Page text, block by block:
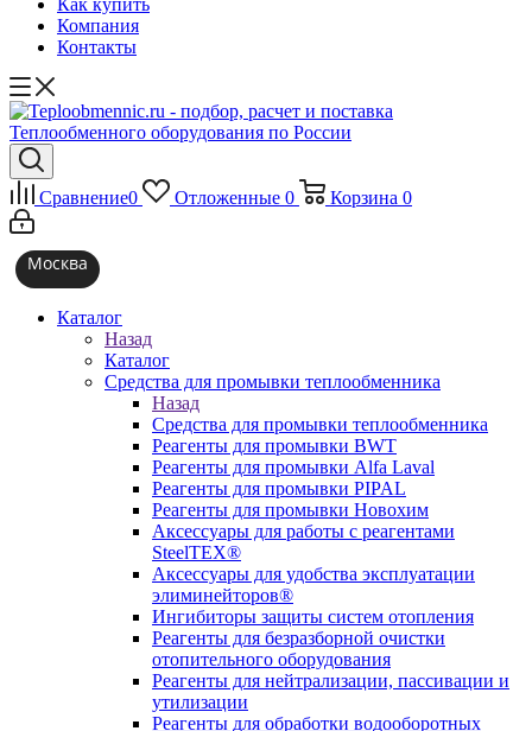
Как купить
Компания
Контакты
Сравнение0 Отложенные 0 Корзина 0
Москва
Каталог
Назад
Каталог
Средства для промывки теплообменника
Назад
Средства для промывки теплообменника
Реагенты для промывки BWT
Реагенты для промывки Alfa Laval
Реагенты для промывки PIPAL
Реагенты для промывки Новохим
Аксессуары для работы с реагентами
SteelTEX®
Аксессуары для удобства эксплуатации
элиминейторов®
Ингибиторы защиты систем отопления
Реагенты для безразборной очистки
отопительного оборудования
Реагенты для нейтрализации, пассивации и
утилизации
Реагенты для обработки водооборотных